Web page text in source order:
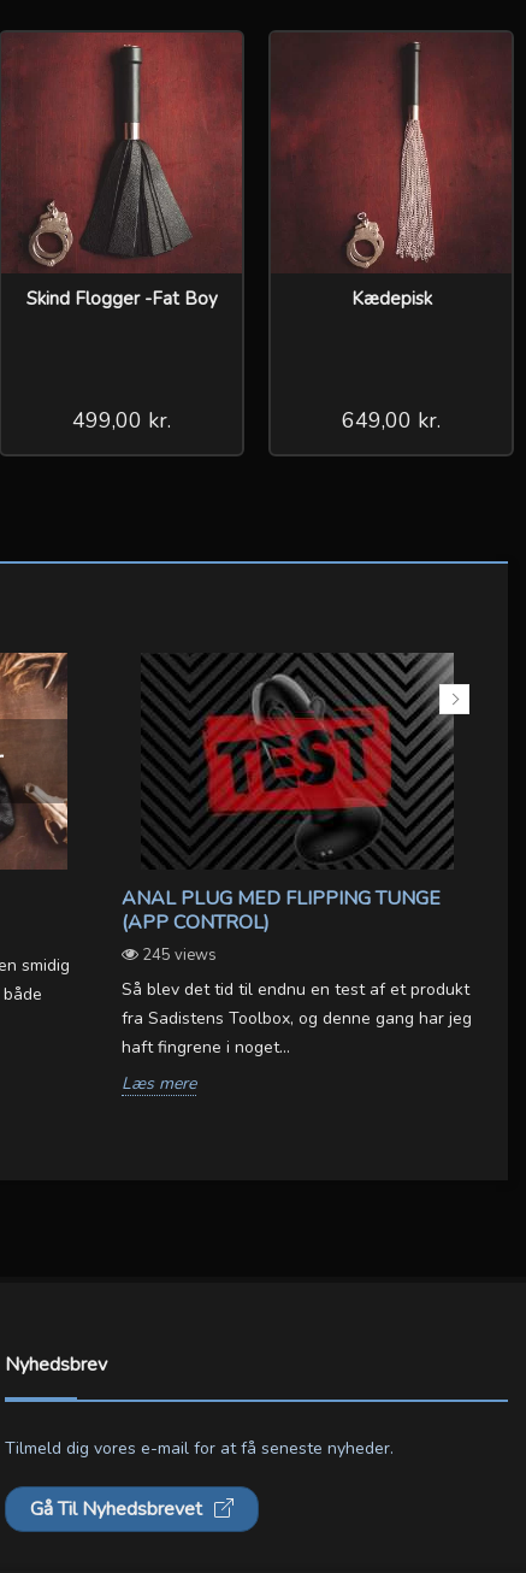
Skind Flogger -Fat Boy
499,00 kr.
Kædepisk
649,00 kr.
smidig
ANAL PLUG MED FLIPPING TUNGE
(APP CONTROL)
245 views
Så blev det tid til endnu en test af et produkt
fra Sadistens Toolbox, og denne gang har jeg
haft fingrene i noget...
Læs mere
Nyhedsbrev
Tilmeld dig vores e-mail for at få seneste nyheder.
Gå Til Nyhedsbrevet